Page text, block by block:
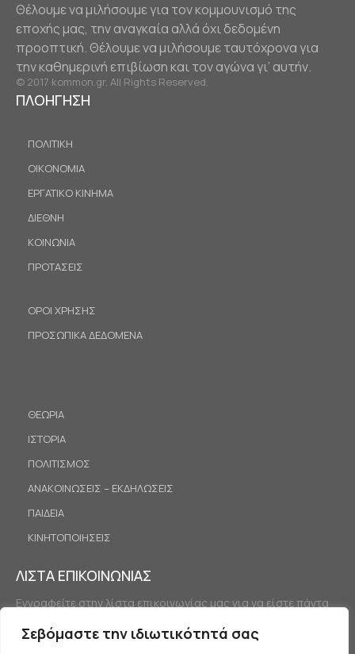
Σεβόμαστε την ιδιωτικότητά σας
Θέλουμε να μιλήσουμε για τον κομμουνισμό της
εποχής μας, την αναγκαία αλλά όχι δεδομένη
προοπτική. Θέλουμε να μιλήσουμε ταυτόχρονα για
την καθημερινή επιβίωση και τον αγώνα γι’ αυτήν.
© 2017 kommon.gr. All Rights Reserved.
ΠΛΟΗΓΗΣΗ
ΠΟΛΙΤΙΚΗ
ΟΙΚΟΝΟΜΙΑ
ΕΡΓΑΤΙΚΟ ΚΙΝΗΜΑ
ΔΙΕΘΝΗ
ΚΟΙΝΩΝΙΑ
ΠΡΟΤΑΣΕΙΣ
ΟΡΟΙ ΧΡΗΣΗΣ
ΠΡΟΣΩΠΙΚΑ ΔΕΔΟΜΕΝΑ
ΘΕΩΡΙΑ
ΙΣΤΟΡΙΑ
ΠΟΛΙΤΙΣΜΟΣ
ΑΝΑΚΟΙΝΩΣΕΙΣ – ΕΚΔΗΛΩΣΕΙΣ
ΠΑΙΔΕΙΑ
ΚΙΝΗΤΟΠΟΙΗΣΕΙΣ
ΛΙΣΤΑ ΕΠΙΚΟΙΝΩΝΙΑΣ
Εγγραφείτε στην λίστα επικοινωνίας μας για να είστε πάντα